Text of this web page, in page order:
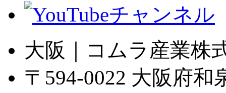
大阪｜コムラ産業株
〒594-0022 大阪府